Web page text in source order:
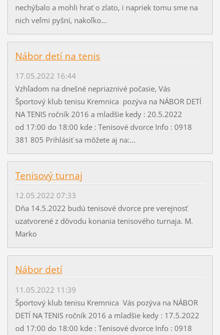
nechýbalo a mohli hrať o zlato, i napriek tomu sme na
nich veľmi pyšní, nakoľko...
Nábor detí na tenis
17.05.2022 16:44
Vzhľadom na dnešné nepriaznivé počasie, Vás
Športový klub tenisu Kremnica pozýva na NÁBOR DETÍ
NA TENIS ročník 2016 a mladšie kedy : 20.5.2022
od 17:00 do 18:00 kde : Tenisové dvorce Info : 0918
381 805 Prihlásiť sa môžete aj na:...
Tenisový turnaj
12.05.2022 07:33
Dňa 14.5.2022 budú tenisové dvorce pre verejnosť
uzatvorené z dôvodu konania tenisového turnaja. M.
Marko
Nábor detí
11.05.2022 11:39
Športový klub tenisu Kremnica Vás pozýva na NÁBOR
DETÍ NA TENIS ročník 2016 a mladšie kedy : 17.5.2022
od 17:00 do 18:00 kde : Tenisové dvorce Info : 0918